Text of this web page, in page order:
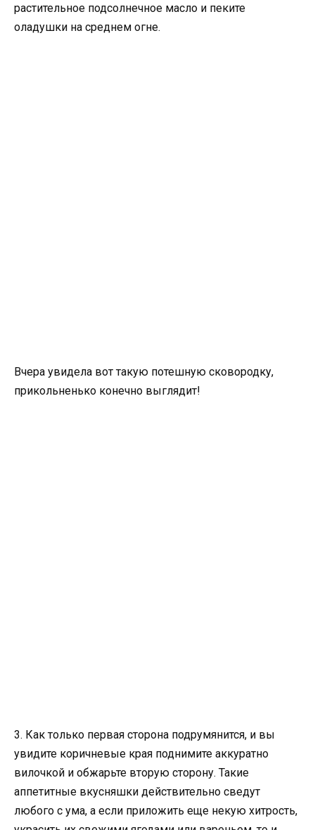
растительное подсолнечное масло и пеките
оладушки на среднем огне.
Вчера увидела вот такую потешную сковородку,
прикольненько конечно выглядит!
3. Как только первая сторона подрумянится, и вы
увидите коричневые края поднимите аккуратно
вилочкой и обжарьте вторую сторону. Такие
аппетитные вкусняшки действительно сведут
любого с ума, а если приложить еще некую хитрость,